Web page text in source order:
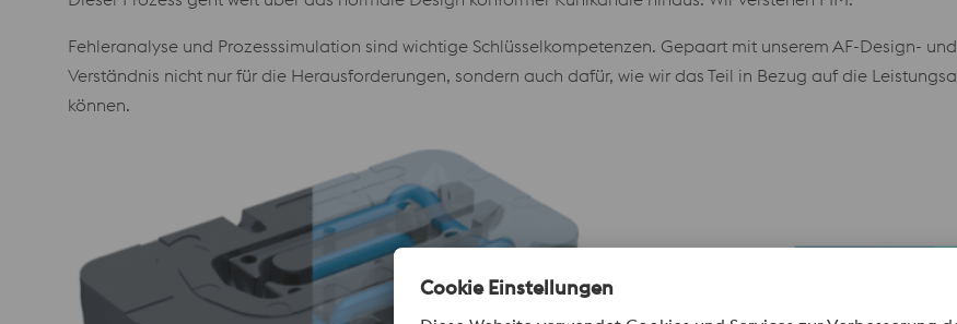
Fehleranalyse und Prozesssimulation sind wichtige Schlüsselkompetenzen. Gepaart mit unserem AF-Design-
Verständnis nicht nur für die Herausforderungen, sondern auch dafür, wie wir das Teil in Bezug auf die
können.